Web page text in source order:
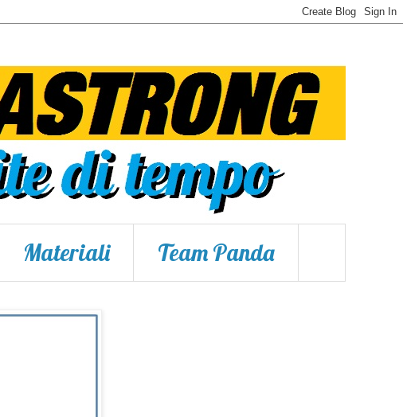
Materiali Team Panda